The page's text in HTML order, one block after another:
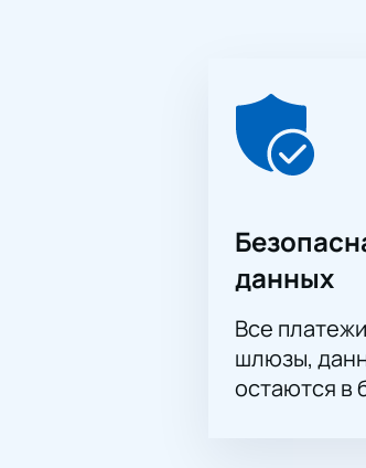
данных
Все
шлюзы,
остаются в